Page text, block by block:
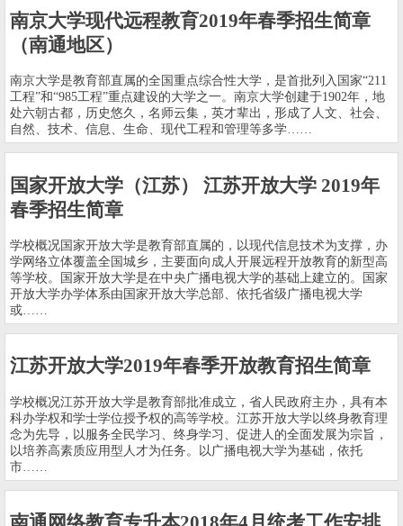
南京大学现代远程教育2019年春季招生简章
（南通地区）
南京大学是教育部直属的全国重点综合性大学，是首批列入国家“211
工程”和“985工程”重点建设的大学之一。南京大学创建于1902年，地
处六朝古都，历史悠久，名师云集，英才辈出，形成了人文、社会、
自然、技术、信息、生命、现代工程和管理等多学……
国家开放大学（江苏） 江苏开放大学 2019年
春季招生简章
学校概况国家开放大学是教育部直属的，以现代信息技术为支撑，办
学网络立体覆盖全国城乡，主要面向成人开展远程开放教育的新型高
等学校。国家开放大学是在中央广播电视大学的基础上建立的。国家
开放大学办学体系由国家开放大学总部、依托省级广播电视大学
或……
江苏开放大学2019年春季开放教育招生简章
学校概况江苏开放大学是教育部批准成立，省人民政府主办，具有本
科办学权和学士学位授予权的高等学校。江苏开放大学以终身教育理
念为先导，以服务全民学习、终身学习、促进人的全面发展为宗旨，
以培养高素质应用型人才为任务。以广播电视大学为基础，依托
市……